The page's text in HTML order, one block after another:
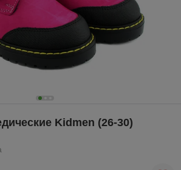
Kidmen (26-30)